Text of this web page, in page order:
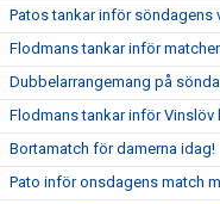
Patos tankar inför
Flodmans tankar inför
Dubbelarrangemang på
Flodmans tankar inför Vinslöv
Bortamatch för damerna idag!
Pato inför onsdagens match